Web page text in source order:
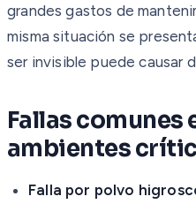
grandes gastos de
misma situación se
ser invisible puede causar
Fallas comunes
ambientes
Falla por polvo